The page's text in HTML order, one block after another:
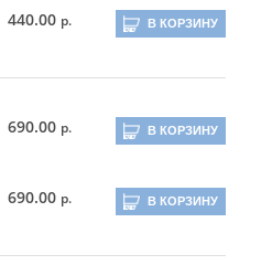
440.00 р. В КОРЗИНУ
690.00 р. В КОРЗИНУ
690.00 р. В КОРЗИНУ